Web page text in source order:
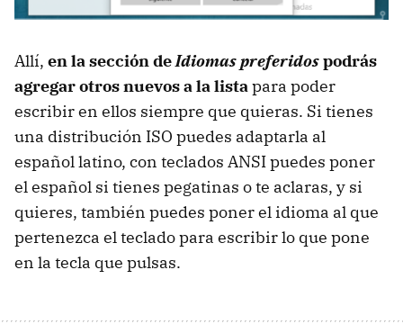
Allí, en la sección deIdiomas preferidospodrás
agregar otros nuevos a la listapara poder
escribir en ellos siempre que quieras. Si tienes
una distribución ISO puedes adaptarla al
español latino, con teclados ANSI puedes poner
el español si tienes pegatinas o te aclaras, y si
quieres, también puedes poner el idioma al que
pertenezca el teclado para escribir lo que pone
en la tecla que pulsas.